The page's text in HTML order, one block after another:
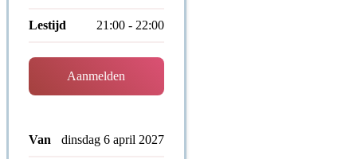
Lestijd 21:00 - 22:00
Aanmelden
Van dinsdag 6 april 2027